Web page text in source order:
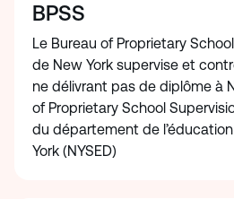
BPSS
Le Bureau of Proprietary
de New York supervise et
ne délivrant pas de diplôme à
of Proprietary School
du département de
York (NYSED)